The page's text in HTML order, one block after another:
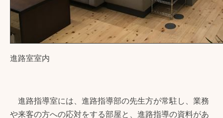
進路室室内
進路指導室には、進路指導部の先生方が常駐し、業務
や来客の方への応対をする部屋と、進路指導の資料があ